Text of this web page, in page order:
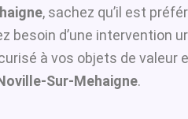
, sachez qu’il est
besoin d’une intervention
à vos objets de valeur
Sur-Mehaigne.